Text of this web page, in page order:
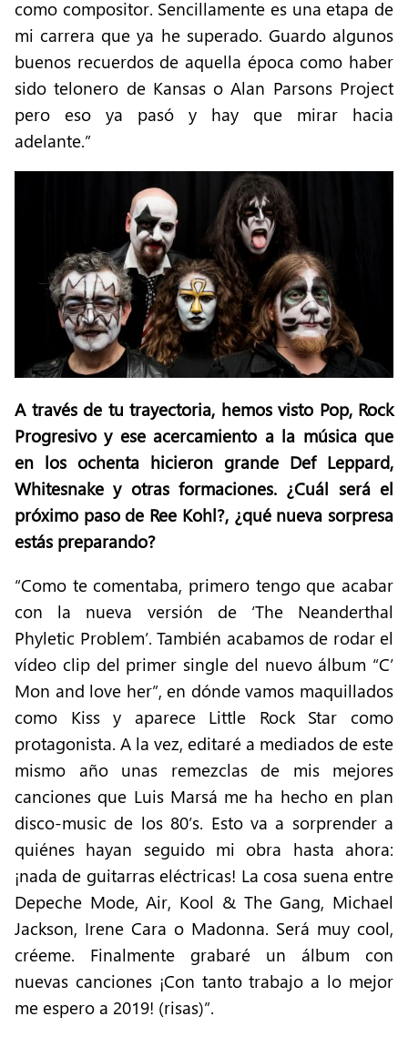
como compositor. Sencillamente es una etapa de
mi carrera que ya he superado. Guardo algunos
buenos recuerdos de aquella época como haber
sido telonero de Kansas o Alan Parsons Project
pero eso ya pasó y hay que mirar hacia
adelante.”
A través de tu trayectoria, hemos visto Pop, Rock
Progresivo y ese acercamiento a la música que
en los ochenta hicieron grande Def Leppard,
Whitesnake y otras formaciones. ¿Cuál será el
próximo paso de Ree Kohl?, ¿qué nueva sorpresa
estás preparando?
“Como te comentaba, primero tengo que acabar
con la nueva versión de ‘The Neanderthal
Phyletic Problem’. También acabamos de rodar el
vídeo clip del primer single del nuevo álbum “C’
Mon and love her”, en dónde vamos maquillados
como Kiss y aparece Little Rock Star como
protagonista. A la vez, editaré a mediados de este
mismo año unas remezclas de mis mejores
canciones que Luis Marsá me ha hecho en plan
disco-music de los 80’s. Esto va a sorprender a
quiénes hayan seguido mi obra hasta ahora:
¡nada de guitarras eléctricas! La cosa suena entre
Depeche Mode, Air, Kool & The Gang, Michael
Jackson, Irene Cara o Madonna. Será muy cool,
créeme. Finalmente grabaré un álbum con
nuevas canciones ¡Con tanto trabajo a lo mejor
me espero a 2019! (risas)”.